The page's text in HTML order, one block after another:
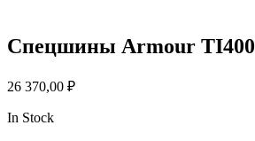
Спецшины Armour TI400
26 370,00 ₽
In Stock